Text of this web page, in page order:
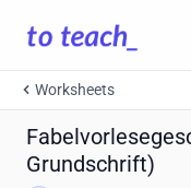
Worksheets
Grundschrift)